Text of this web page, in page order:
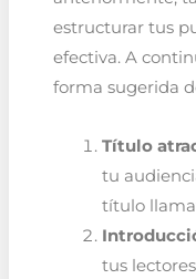
estructurar tus
efectiva. A
forma sugerida
Título
tu
título
tus